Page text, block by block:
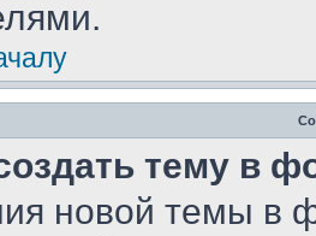
тему в
новой темы в